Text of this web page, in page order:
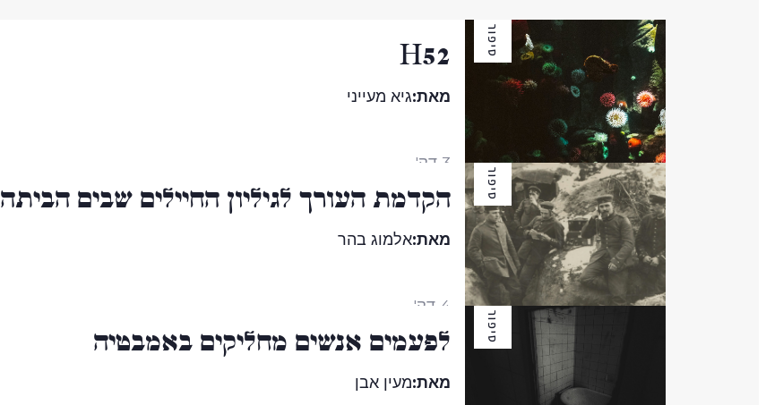
סיפור H52
מאת:גיא מעייני
3 דק'
סיפור הקדמת העורך לגיליון החיילים שבים הביתה
מאת:אלמוג בהר
4 דק'
סיפור לפעמים אנשים מחליקים באמבטיה
מאת:מעין אבן